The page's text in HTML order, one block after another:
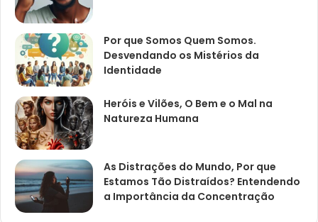
Por que Somos Quem Somos.
Desvendando os Mistérios da
Identidade
Heróis e Vilões, O Bem e o Mal na
Natureza Humana
As Distrações do Mundo, Por que
Estamos Tão Distraídos? Entendendo
a Importância da Concentração